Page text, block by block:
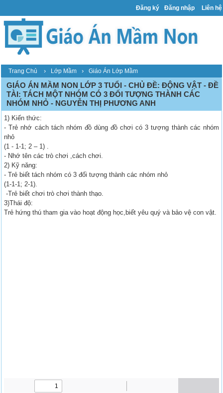
Đăng ký Đăng nhập Liên hệ
Trang Chủ › Lớp Mầm › Giáo Án Lớp Mầm
GIÁO ÁN MẦM NON LỚP 3 TUỔI - CHỦ ĐỀ: ĐỘNG VẬT - ĐỀ
TÀI: TÁCH MỘT NHÓM CÓ 3 ĐỐI TƯỢNG THÀNH CÁC
NHÓM NHỎ - NGUYỄN THỊ PHƯƠNG ANH
1) Kiến thức:
- Trẻ nhớ cách tách nhóm đồ dùng đồ chơi có 3 tượng thành các nhóm
nhỏ
(1 - 1-1; 2 – 1) .
- Nhớ tên các trò chơi ,cách chơi.
2) Kỹ năng:
- Trẻ biết tách nhóm có 3 đối tượng thành các nhóm nhỏ
(1-1-1; 2-1).
-Trẻ biết chơi trò chơi thành thạo.
3)Thái độ:
Trẻ hứng thú tham gia vào hoạt động học,biết yêu quý và bảo vệ con vật.